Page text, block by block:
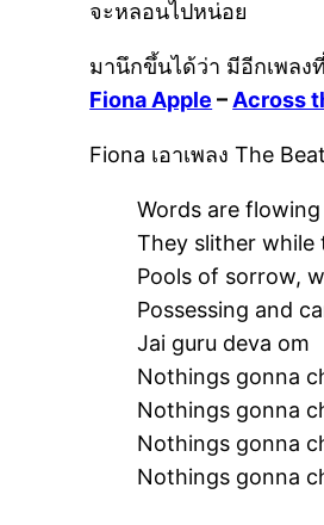
จะหลอนไปหน่อย
มานึกขึ้นได้ว่า มีอีกเพลง
Fiona Apple – Across
Fiona เอาเพลง The
Words are
They slither while
Pools of sorrow,
Possessing and
Jai guru deva om
Nothings gonna
Nothings gonna
Nothings gonna
Nothings gonna